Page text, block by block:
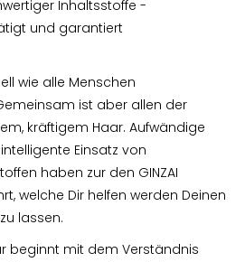
Inhaltsstoffe -
und garantiert
wie alle Menschen
ist aber allen der
kräftigem Haar. Aufwändige
Einsatz von
haben zur den GINZAI
welche Dir helfen werden Deinen
lassen.
beginnt mit dem Verständnis